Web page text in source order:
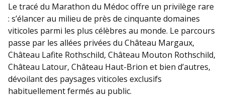
Le tracé du Marathon du Médoc offre un privilège rare
: s’élancer au milieu de près de cinquante domaines
viticoles parmi les plus célèbres au monde. Le parcours
passe par les allées privées du Château Margaux,
Château Lafite Rothschild, Château Mouton Rothschild,
Château Latour, Château Haut-Brion et bien d’autres,
dévoilant des paysages viticoles exclusifs
habituellement fermés au public.